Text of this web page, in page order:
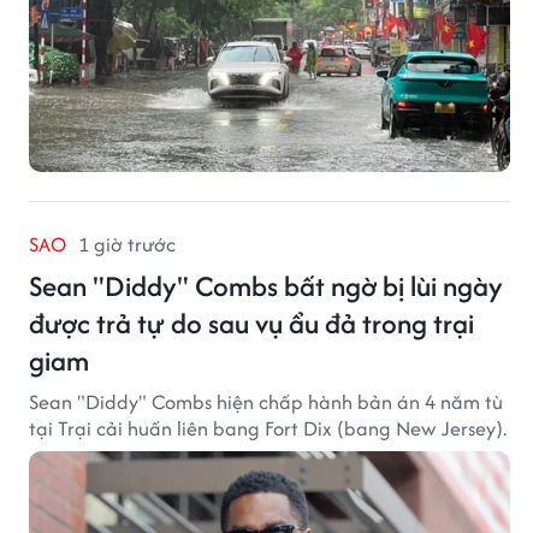
SAO 1 giờ trước
Sean "Diddy" Combs bất ngờ bị lùi ngày
được trả tự do sau vụ ẩu đả trong trại
giam
Sean "Diddy" Combs hiện chấp hành bản án 4 năm tù
tại Trại cải huấn liên bang Fort Dix (bang New Jersey).